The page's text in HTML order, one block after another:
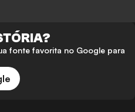
fonte favorita no Google para